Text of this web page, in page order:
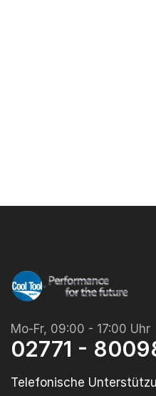
Mo-Fr, 09:00 - 17:00 Uhr
02771 -
Telefonische